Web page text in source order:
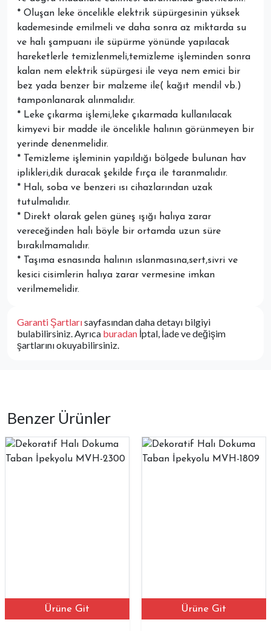
* Oluşan leke öncelikle elektrik süpürgesinin yüksek
kademesinde emilmeli ve daha sonra az miktarda su
ve halı şampuanı ile süpürme yönünde yapılacak
hareketlerle temizlenmeli,temizleme işleminden sonra
kalan nem elektrik süpürgesi ile veya nem emici bir
bez yada benzer bir malzeme ile( kağıt mendil vb.)
tamponlanarak alınmalıdır.
* Leke çıkarma işlemi,leke çıkarmada kullanılacak
kimyevi bir madde ile öncelikle halının görünmeyen bir
yerinde denenmelidir.
* Temizleme işleminin yapıldığı bölgede bulunan hav
iplikleri,dik duracak şekilde fırça ile taranmalıdır.
* Halı, soba ve benzeri ısı cihazlarından uzak
tutulmalıdır.
* Direkt olarak gelen güneş ışığı halıya zarar
vereceğinden halı böyle bir ortamda uzun süre
bırakılmamalıdır.
* Taşıma esnasında halının ıslanmasına,sert,sivri ve
kesici cisimlerin halıya zarar vermesine imkan
verilmemelidir.
Garanti Şartlarısayfasından daha detayı bilgiyi
bulabilirsiniz. Ayrıca buradan İptal, İade ve değişim
şartlarını okuyabilirsiniz.
Benzer Ürünler
Ürüne Git Ürüne Git